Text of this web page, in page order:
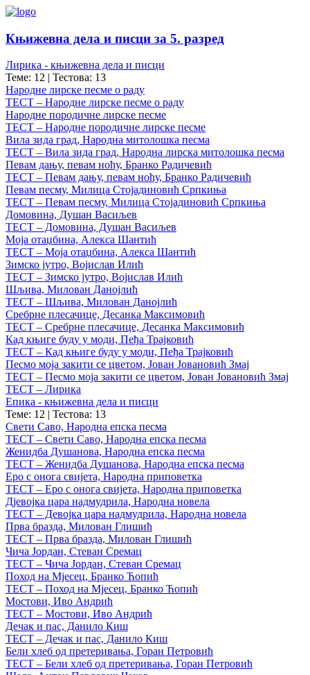
Књижевна дела и писци за 5. разред
Лирика - књижевна дела и писци
Теме: 12 | Тестова: 13
Народне лирске песме о раду
ТЕСТ – Народне лирске песме о раду
Народне породичне лирске песме
ТЕСТ – Народне породичне лирске песме
Вила зида град, Народна митолошка песма
ТЕСТ – Вила зида град, Народна лирска митолошка песма
Певам дању, певам ноћу, Бранко Радичевић
ТЕСТ – Певам дању, певам ноћу, Бранко Радичевић
Певам песму, Милица Стојадиновић Српкиња
ТЕСТ – Певам песму, Милица Стојадиновић Српкиња
Домовина, Душан Васиљев
ТЕСТ – Домовина, Душан Васиљев
Моја отаџбина, Алекса Шантић
ТЕСТ – Моја отаџбина, Алекса Шантић
Зимско јутро, Војислав Илић
ТЕСТ – Зимско јутро, Војислав Илић
Шљива, Милован Данојлић
ТЕСТ – Шљива, Милован Данојлић
Сребрне плесачице, Десанка Максимовић
ТЕСТ – Сребрне плесачице, Десанка Максимовић
Кад књиге буду у моди, Пеђа Трајковић
ТЕСТ – Кад књиге буду у моди, Пеђа Трајковић
Песмо моја закити се цветом, Јован Јовановић Змај
ТЕСТ – Песмо моја закити се цветом, Јован Јовановић Змај
ТЕСТ – Лирика
Епика - књижевна дела и писци
Теме: 12 | Тестова: 13
Свети Саво, Народна епска песма
ТЕСТ – Свети Саво, Народна епска песма
Женидба Душанова, Народна епска песма
ТЕСТ – Женидба Душанова, Народна епска песма
Еро с онога свијета, Народна приповетка
ТЕСТ – Еро с онога свијета, Народна приповетка
Дјевојка цара надмудрила, Народна новела
ТЕСТ – Девојка цара надмудрила, Народна новела
Прва бразда, Милован Глишић
ТЕСТ – Прва бразда, Милован Глишић
Чича Јордан, Стеван Сремац
ТЕСТ – Чича Јордан, Стеван Сремац
Поход на Мјесец, Бранко Ћопић
ТЕСТ – Поход на Мјесец, Бранко Ћопић
Мостови, Иво Андрић
ТЕСТ – Мостови, Иво Андрић
Дечак и пас, Данило Киш
ТЕСТ – Дечак и пас, Данило Киш
Бели хлеб од претеривања, Горан Петровић
ТЕСТ – Бели хлеб од претеривања, Горан Петровић